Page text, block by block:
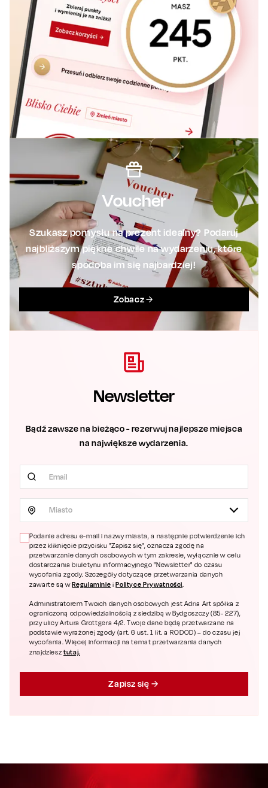
Voucher
Szukasz pomysłu na prezent idealny? Podaruj
najbliższym piękne chwile na wydarzeniu, które
spodoba im się najbardziej!
Zobacz
Newsletter
Bądź zawsze na bieżąco - rezerwuj najlepsze miejsca
na największe wydarzenia.
Miasto
Podanie adresu e-mail i nazwy miasta, a następnie potwierdzenie ich
przez kliknięcie przycisku "Zapisz się", oznacza zgodę na
przetwarzanie danych osobowych w tym zakresie, wyłącznie w celu
dostarczania biuletynu informacyjnego "Newsletter" do czasu
wycofania zgody. Szczegóły dotyczące przetwarzania danych
zawarte są wRegulaminie i Polityce Prywatności.
Administratorem Twoich danych osobowych jest Adria Art spółka z
ograniczoną odpowiedzialnością z siedzibą w Bydgoszczy (85- 227),
przy ulicy Artura Grottgera 4/2. Twoje dane będą przetwarzane na
podstawie wyrażonej zgody (art. 6 ust. 1 lit. a RODOD) – do czasu jej
wycofania. Więcej informacji na temat przetwarzania danych
znajdziesztutaj.
Zapisz się